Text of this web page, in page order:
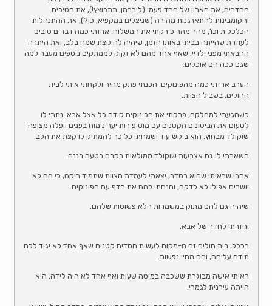
החדרים, את הארון של החד פעמי (ליברמן, תתפוצץ!), את הטיפים
והקומבינות להתארגנות מהירה (שניצלים במקפיא, כן?), את ההתנהלות
הכלכלית וכו', מהר מהר פירקתי את המשלוח. ארזתי כמה דברים טובים
לעוזרת שהייתה בביתי באותו הזמן, שיהיה לה קצת שמח בלב, ואת היתרה
החבאתי מפני ילדיי, שאף אחד מהם לא זקוק לממתקים נוספים מעבר למה
שגם ככה הם אוכלים.
הערב ארזתי כמה מהפינוקים, הכנתי פתק מהיר ולקחתי איתי לבית
החולים, בשביל הצוות.
כשהגעתי למחלקה, פרקתי את הפינוקים קודם כל אצל אבא. נתתי לו
לטעום את הביסונים הקטנים עם מוס פירות יער נימוח בפנים וופלה מצופה
שוקולד מבחוץ. הוא ביקש עוד ושמחתי כל כך להמתיק לו קצת את הלב.
השארתי לו גם אצבעות שוקולד ממולאות בקרם בטעם בננה.
אחרי שראיתי שהוא בסדר, יצאתי לעמדת הצוות שתמיד ריקה, כי הם לא
יושבים אפילו לא לדקה, והנחתי להם את הדף עם הפינוקים.
שיהיה גם להם מתוק במשמרות הלא פשוטות שלהם.
וחזרתי לחדר של אבא.
בכלל, בית חולים זה ה-מקום לעשות חסדים קטנים שאף אחד לא יגיד לכם
תודה עליהם, והם מחיי נפשות.
ראיתי אישה מבוגרת ששכבה במיטה שעות ואף אחד לא היה לידה. היא
הייתה עירנית לגמרי.